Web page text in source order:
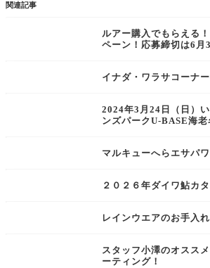
関連記事
ルアー購入でもらえる
ペーン！応募締切は6月
イナダ・ワラサコーナ
2024年3月24日（日）
ンズパークU-BASE海老
マルキューへらエサパ
２０２６年ダイワ鮎カ
レインウエアのお手入
スタッフ小澤のオスス
ーティング！